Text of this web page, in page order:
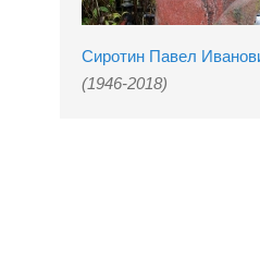
Сиротин Павел
(1946-2018)